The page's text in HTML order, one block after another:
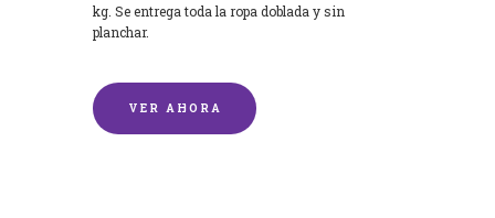
kg. Se entrega toda la ropa doblada y sin
planchar.
VER AHORA